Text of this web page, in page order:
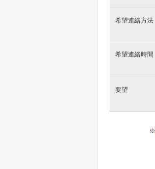
希望連絡方法
希望連絡時間
要望
※